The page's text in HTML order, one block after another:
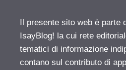
Il presente sito web è parte
IsayBlog! la cui rete
tematici di informazione
contano sul contributo di